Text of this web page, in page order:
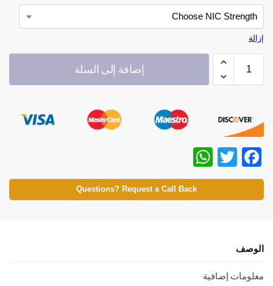
إزالة
إضافة إلى السلة
F
ac
e
o
k
T
w
itt
h
at
Questions? Request a Call Back
الوصف
معلومات إضافية